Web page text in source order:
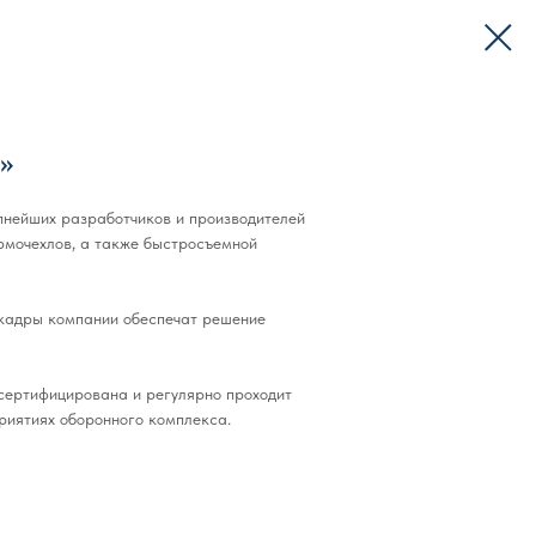
разработчиков и производителей
а также быстросъемной
компании обеспечат решение
и регулярно проходит
оборонного комплекса.